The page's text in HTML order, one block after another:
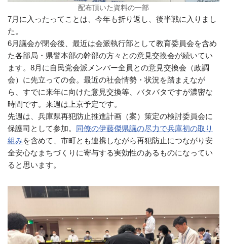
配布頂いた資料の一部
7月に入ったってことは、今年も折り返し、後半戦に入りまし
た。
6月議会が閉会後、最近は会派執行部として教育委員会を含め
た各部局・県警本部の幹部の方々との意見交換会が続いてい
ます。8月に自民党会派メンバー全員との意見交換会（政調
会）に先立っての会。最近の社会情勢・状況を踏まえなが
ら、すでに来年に向けた意見交換等、バタバタですが濃密な
時間です。来週は上京予定です。
先週は、兵庫県再犯防止推進計画（案）策定の検討委員会に
保護司として参加。 同僚の伊藤傑県議の尽力で兵庫初の取り
組みを含めて、市町とも連携しながら再犯防止につながり安
全安心なまちづくりに寄与する実効性のあるものになってい
ると思います。